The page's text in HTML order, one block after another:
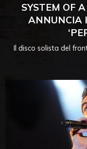
SYSTEM OF
ANNUNCIA
Il disco solista del